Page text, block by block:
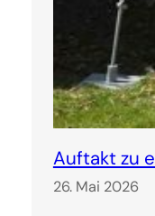
Auftakt zu
26. Mai 2026